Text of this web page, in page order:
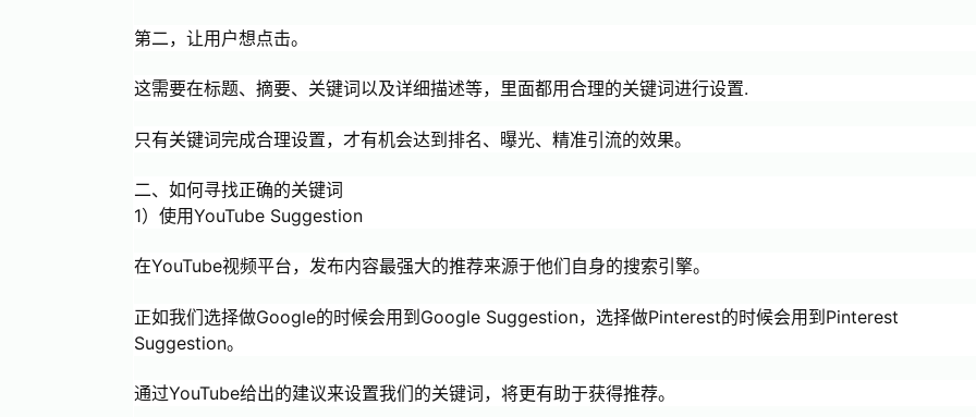
第二，让用户想点击。
这需要在标题、摘要、关键词以及详细描述等，里面都用合理的关键词进行设置.
只有关键词完成合理设置，才有机会达到排名、曝光、精准引流的效果。
二、如何寻找正确的关键词
1）使用YouTube Suggestion
在YouTube视频平台，发布内容最强大的推荐来源于他们自身的搜索引擎。
正如我们选择做Google的时候会用到Google Suggestion，选择做Pinterest的时候会用到Pinterest
Suggestion。
通过YouTube给出的建议来设置我们的关键词，将更有助于获得推荐。